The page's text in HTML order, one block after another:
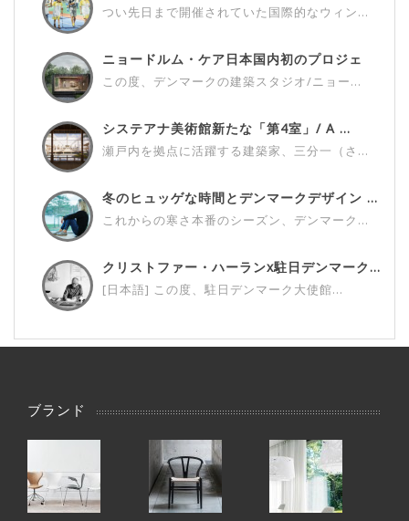
つい先日まで開催されていた国際的なウィン...
ニョードルム・ケア日本国内初のプロジェ
この度、デンマークの建築スタジオ/ニョー...
システアナ美術館新たな「第4室」/ A ...
瀬戸内を拠点に活躍する建築家、三分一（さ...
冬のヒュッゲな時間とデンマークデザイン ...
これからの寒さ本番のシーズン、デンマーク...
クリストファー・ハーランx駐日デンマーク...
[日本語] この度、駐日デンマーク大使館...
ブランド